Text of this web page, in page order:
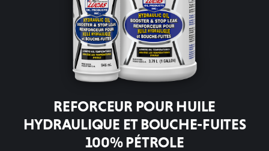
REFORCEUR POUR HUILE
HYDRAULIQUE ET BOUCHE-FUITES
100% PÉTROLE